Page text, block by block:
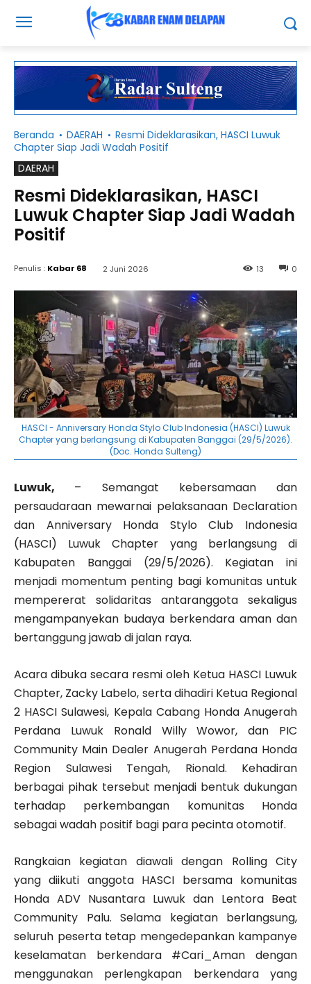
Beranda DAERAH
Resmi Dideklarasikan, HASCI Luwuk
Chapter Siap Jadi Wadah Positif
DAERAH
Resmi Dideklarasikan, HASCI
Luwuk Chapter Siap Jadi Wadah
Positif
Penulis : Kabar 68 2 Juni 2026 0
13
HASCI - Anniversary Honda Stylo Club Indonesia (HASCI) Luwuk
Chapter yang berlangsung di Kabupaten Banggai (29/5/2026).
(Doc. Honda Sulteng)
Luwuk, – Semangat kebersamaan dan
persaudaraan mewarnai pelaksanaan Declaration
dan Anniversary Honda Stylo Club Indonesia
(HASCI) Luwuk Chapter yang berlangsung di
Kabupaten Banggai (29/5/2026). Kegiatan ini
menjadi momentum penting bagi komunitas untuk
mempererat solidaritas antaranggota sekaligus
mengampanyekan budaya berkendara aman dan
bertanggung jawab di jalan raya.
Acara dibuka secara resmi oleh Ketua HASCI Luwuk
Chapter, Zacky Labelo, serta dihadiri Ketua Regional
2 HASCI Sulawesi, Kepala Cabang Honda Anugerah
Perdana Luwuk Ronald Willy Wowor, dan PIC
Community Main Dealer Anugerah Perdana Honda
Region Sulawesi Tengah, Rionald. Kehadiran
berbagai pihak tersebut menjadi bentuk dukungan
terhadap perkembangan komunitas Honda
sebagai wadah positif bagi para pecinta otomotif.
Rangkaian kegiatan diawali dengan Rolling City
yang diikuti anggota HASCI bersama komunitas
Honda ADV Nusantara Luwuk dan Lentora Beat
Community Palu. Selama kegiatan berlangsung,
seluruh peserta tetap mengedepankan kampanye
keselamatan berkendara #Cari_Aman dengan
menggunakan perlengkapan berkendara yang